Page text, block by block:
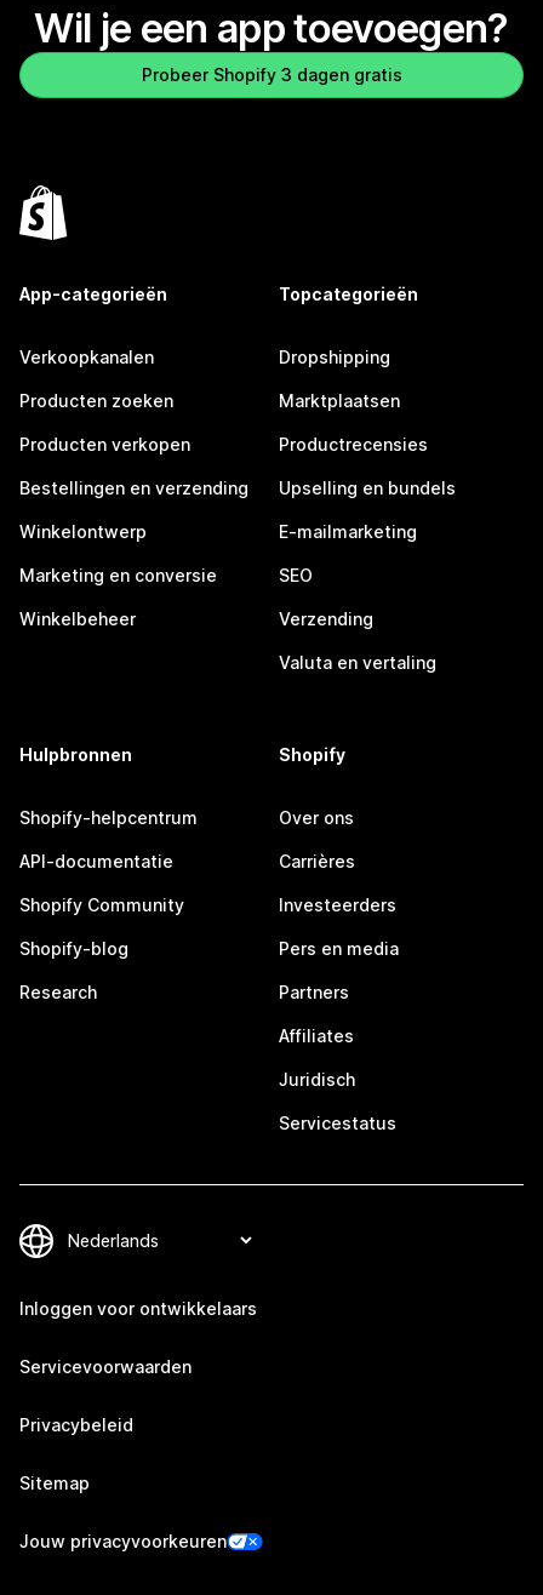
Wil je een app toevoegen?
Probeer Shopify 3 dagen gratis
App-categorieën
Verkoopkanalen
Producten zoeken
Producten verkopen
Bestellingen en verzending
Winkelontwerp
Marketing en conversie
Winkelbeheer
Topcategorieën
Dropshipping
Marktplaatsen
Productrecensies
Upselling en bundels
E-mailmarketing
SEO
Verzending
Valuta en vertaling
Hulpbronnen
Shopify-helpcentrum
API-documentatie
Shopify Community
Shopify-blog
Research
Shopify
Over ons
Carrières
Investeerders
Pers en media
Partners
Affiliates
Juridisch
Servicestatus
Inloggen voor ontwikkelaars
Servicevoorwaarden
Privacybeleid
Sitemap
Jouw privacyvoorkeuren